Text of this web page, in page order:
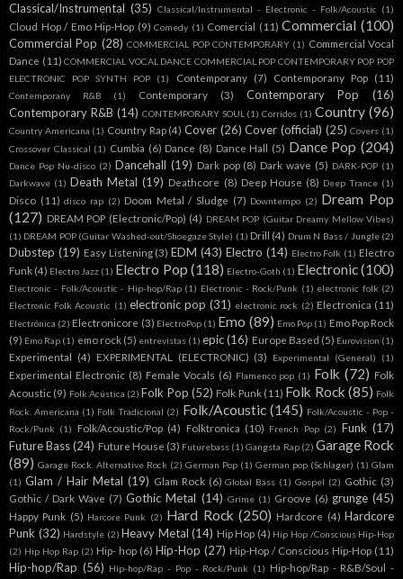
Classical/Instrumental (35) Classical/Instrumental - Electronic - Folk/Acoustic (1)
Cloud Hop / Emo Hip-Hop (9) Comedy (1) Comercial (11) Commercial (100)
Commercial Pop (28) COMMERCIAL POP CONTEMPORARY (1) Commercial Vocal
Dance (11) COMMERCIAL VOCAL DANCE COMMERCIAL POP CONTEMPORARY POP POP
ELECTRONIC POP SYNTH POP
(1) Contemporany (7) Contemporany Pop (11)
Contemporany R&B (1) Contemporary (3) Contemporary Pop
(16)
Contemporary R&B (14) CONTEMPORARY SOUL (1) Corridos (1) Country (96)
Country Americana (1) Country Rap (4) Cover (26) Cover (official) (25) Covers (1)
Crossover Classical (1) Cumbia (6) Dance (8) Dance Hall (5) Dance Pop (204)
Dance Pop Nu-disco (2) Dancehall (19) Dark pop (8) Dark wave (5) DARK-POP (1)
Darkwave (1) Death Metal (19) Deathcore (8) Deep House (8) Deep Trance (1)
Disco (11) disco rap (2) Doom Metal / Sludge (7) Downtempo (2) Dream Pop
(127) DREAM POP (Electronic/Pop) (4) DREAM POP (Guitar Dreamy Mellow Vibes)
(1) DREAM POP (Guitar Washed-out/Shoegaze Style) (1) Drill (4) Drum N Bass / Jungle (2)
Dubstep (19) Easy Listening (3) EDM (43) Electro (14) Electro Folk (1) Electro
Funk (4) Electro Jazz (1) Electro Pop (118) Electro-Goth (1) Electronic(100)
Electronic - Folk/Acoustic - Hip-hop/Rap (1) Electronic - Rock/Punk (1) electronic folk (2)
Electronic Folk Acoustic (1) electronic pop (31) electronic rock (2) Electronica (11)
Electrónica (2) Electronicore (3) ElectroPop (1) Emo (89) Emo Pop (1) Emo Pop Rock
(9) Emo Rap (1) emo rock (5) entrevistas (1) epic (16) Europe Based (5) Eurovision (1)
Experimental (4) EXPERIMENTAL (ELECTRONIC) (3) Experimental (General) (1)
Experimental Electronic (8) Female Vocals (6) Flamenco pop (1) Folk (72) Folk
Acoustic (9) Folk Acústica (2) Folk Pop (52) Folk Punk (11) Folk Rock (85) Folk
Rock. Americana (1) Folk Tradicional (2) Folk/Acoustic (145) Folk/Acoustic - Pop -
Rock/Punk (1) Folk/Acoustic/Pop (4) Folktronica (10) French Pop (2) Funk (17)
Future Bass (24) Future House (3) Futurebass (1) Gangsta Rap (2) Garage Rock
(89) Garage Rock. Alternative Rock (2) German Pop (1) German pop (Schlager) (1) Glam
(1) Glam / Hair Metal (19) Glam Rock (6) Global Bass (1) Gospel (2) Gothic (3)
Gothic / Dark Wave (7) Gothic Metal (14) Grime (1) Groove (6) grunge (45)
Happy Punk (5) Harcore Punk (2) Hard Rock (250) Hardcore (4) Hardcore
Punk (32) Hardstyle (2) Heavy Metal (14) Hip Hop (4) Hip Hop /Conscious Hip-Hop
(2) Hip Hop Rap (2) Hip- hop (6) Hip-Hop (27) Hip-Hop / Conscious Hip-Hop (11)
Hip-hop/Rap (56) Hip-hop/Rap - Pop - Rock/Punk (1) Hip-hop/Rap - R&B/Soul -